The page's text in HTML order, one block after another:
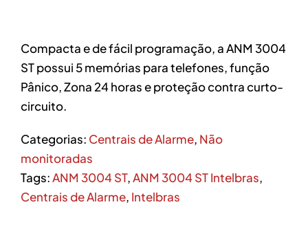
Compacta e de fácil programação, a ANM 3004
ST possui 5 memórias para telefones, função
Pânico, Zona 24 horas e proteção contra curto-
circuito.
Categorias: Centrais de Alarme, Não
monitoradas
Tags:ANM 3004 ST,ANM 3004 ST Intelbras,
Centrais de Alarme, Intelbras